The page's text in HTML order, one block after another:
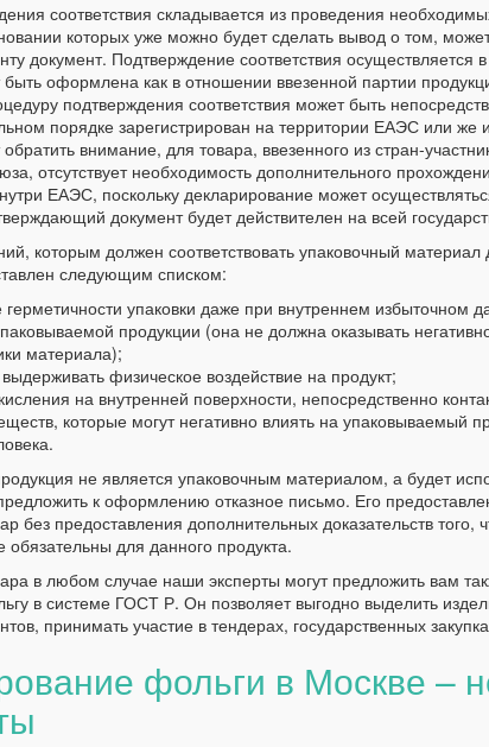
соответствия складывается из проведения
которых уже можно будет сделать вывод о том,
документ. Подтверждение соответствия
оформлена как в отношении ввезенной партии
подтверждения соответствия может быть
порядке зарегистрирован на территории ЕАЭС или же
внимание, для товара, ввезенного из стран-
отсутствует необходимость дополнительного
ЕАЭС, поскольку декларирование может
документ будет действителен на всей
которым должен соответствовать упаковочный
следующим списком:
упаковки даже при внутреннем избыточном
продукции (она не должна оказывать
материала);
физическое воздействие на продукт;
на внутренней поверхности, непосредственно
которые могут негативно влиять на упаковываемый
не является упаковочным материалом, а будет
к оформлению отказное письмо. Его
без предоставления дополнительных доказательств того,
обязательны для данного продукта.
в любом случае наши эксперты могут предложить вам
в системе ГОСТ Р. Он позволяет выгодно выделить
принимать участие в тендерах, государственных
фольги в Москве –